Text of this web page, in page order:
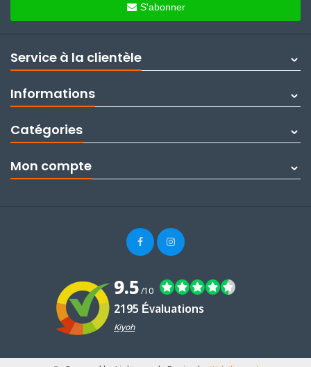
S'abonner
Service à la clientèle
Informations
Catégories
Mon compte
9.5/10
2195 Évaluations
Kiyoh